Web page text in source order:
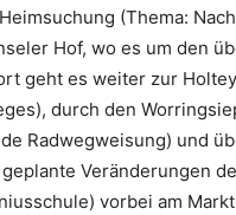
(Thema:
Hof, wo es um den
geht es weiter zur
durch den
Radwegweisung) und
Veränderungen
vorbei am